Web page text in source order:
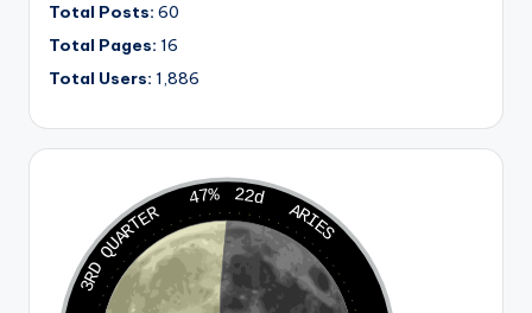
Total Posts: 60
Total Pages: 16
Total Users: 1,886
47% 22d
ARIES
3RD QUARTER